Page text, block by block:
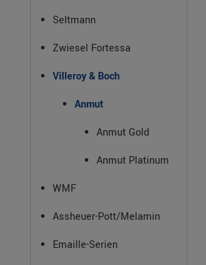
Seltmann
Zwiesel Fortessa
Villeroy & Boch
Anmut
Anmut Gold
Anmut Platinum
WMF
Assheuer-Pott/Melamin
Emaille-Serien